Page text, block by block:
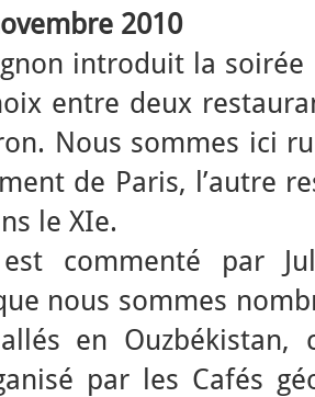
2010
introduit la
entre deux
Nous sommes ici
de Paris, l’autre
le XIe.
commenté par
nous sommes
en Ouzbékistan,
par les Cafés